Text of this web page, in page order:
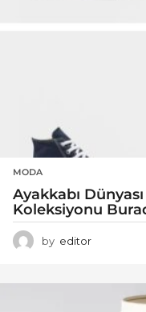
MODA
Ayakkabı
Koleksiyonu
by editor